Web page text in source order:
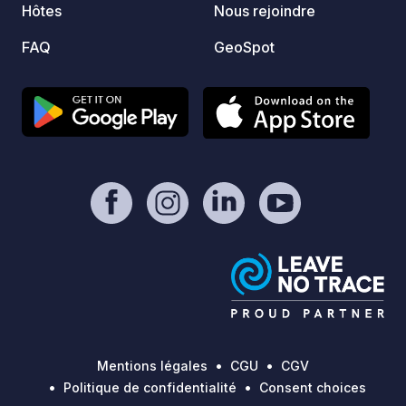
Nous
pour
An avec nous
Hôtes
FAQ
Nous rejoindre
GeoSpot
Mentions légales CGU
CGV
Politique de confidentialité
Consent choices